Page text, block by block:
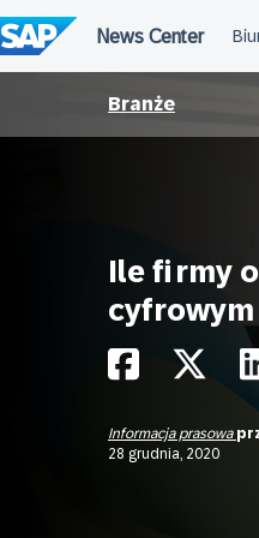
do
treści
Branże
Ile firmy
cyfrowym
Informacja prasowa
28 grudnia, 2020